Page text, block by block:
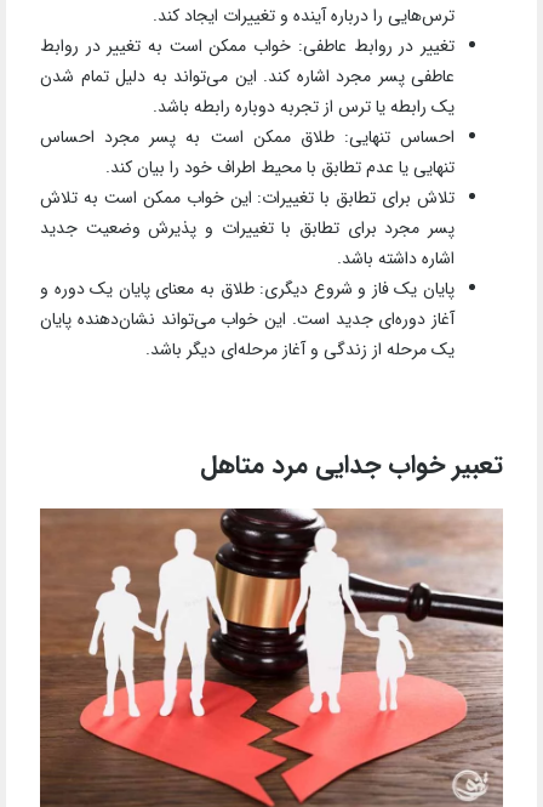
ترس‌هایی را درباره آینده و تغییرات ایجاد کند.
تغییر در روابط عاطفی: خواب ممکن است به تغییر در روابط
عاطفی پسر مجرد اشاره کند. این می‌تواند به دلیل تمام شدن
یک رابطه یا ترس از تجربه دوباره رابطه باشد.
احساس تنهایی: طلاق ممکن است به پسر مجرد احساس
تنهایی یا عدم تطابق با محیط اطراف خود را بیان کند.
تلاش برای تطابق با تغییرات: این خواب ممکن است به تلاش
پسر مجرد برای تطابق با تغییرات و پذیرش وضعیت جدید
اشاره داشته باشد.
پایان یک فاز و شروع دیگری: طلاق به معنای پایان یک دوره و
آغاز دوره‌ای جدید است. این خواب می‌تواند نشان‌دهنده پایان
یک مرحله از زندگی و آغاز مرحله‌ای دیگر باشد.
تعبیر خواب جدایی مرد متاهل